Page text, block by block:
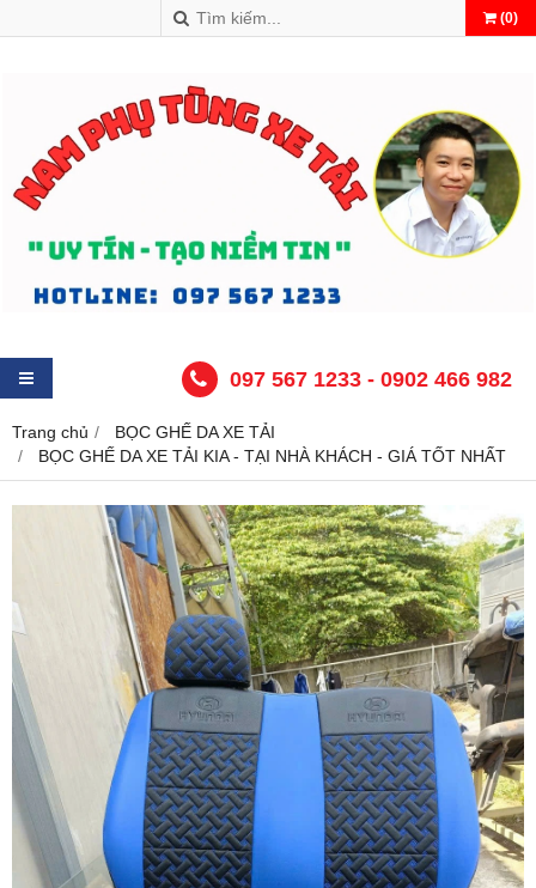
(0)
097 567 1233 - 0902 466 982
Trang chủ
BỌC GHẾ DA XE TẢI
BỌC GHẾ DA XE TẢI KIA - TẠI NHÀ KHÁCH - GIÁ TỐT NHẤT